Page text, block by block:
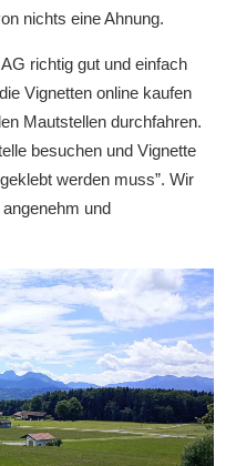
nichts eine Ahnung.
richtig gut und einfach
Vignetten online kaufen
Mautstellen durchfahren.
besuchen und Vignette
werden muss”. Wir
und